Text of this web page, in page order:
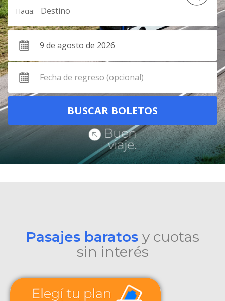
Pasajes baratos y cuotas
sin interés